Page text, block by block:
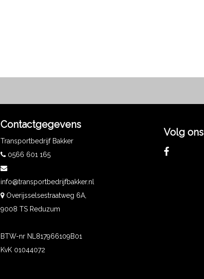
Contactgegevens
Transportbedrijf Bakker
0566 601 165
info@transportbedrijfbakker.nl
Overijsselsestraatweg 6A,
9008 TS Reduzum
BTW-nr NL817966109B01
KvK 01044072
Volg ons